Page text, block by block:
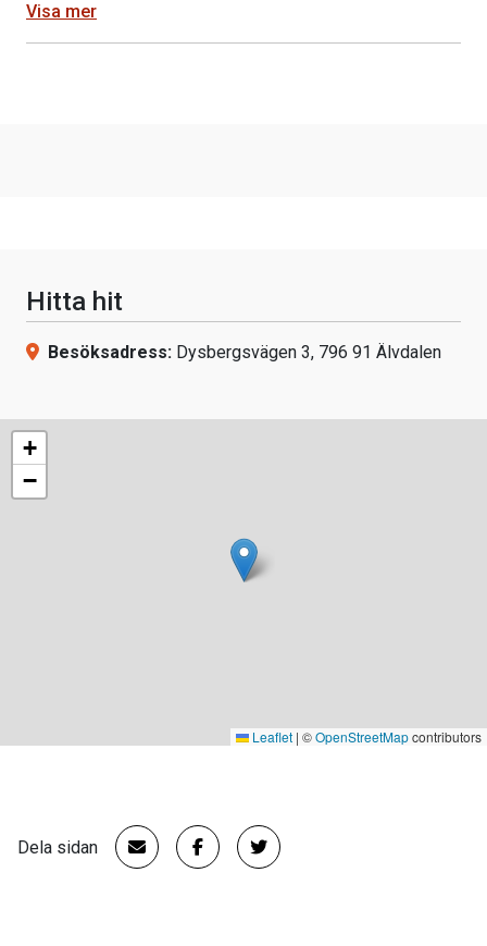
Visa mer
Hitta hit
Besöksadress: Dysbergsvägen 3, 796 91 Älvdalen
+
−
Leaflet | ©OpenStreetMapcontributors
Dela sidan